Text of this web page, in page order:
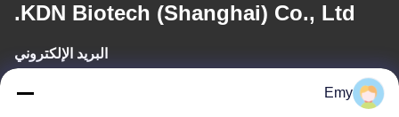
KDN Biotech (Shanghai) Co., Ltd.
البريد الإلكتروني
panxy@vlandgroup.com
Emy